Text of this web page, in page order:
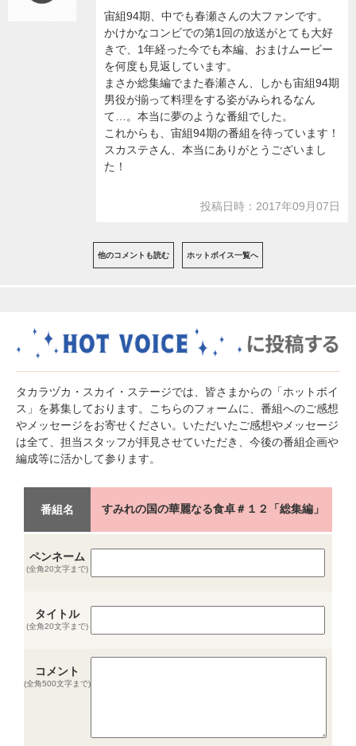
宙組94期、中でも春瀬さんの大ファンです。
かけかなコンビでの第1回の放送がとても大好
きで、1年経った今でも本編、おまけムービー
を何度も見返しています。
まさか総集編でまた春瀬さん、しかも宙組94期
男役が揃って料理をする姿がみられるなん
て…。本当に夢のような番組でした。
これからも、宙組94期の番組を待っています！
スカステさん、本当にありがとうございまし
た！
投稿日時：2017年09月07日
他のコメントも読む ホットボイス一覧へ
タカラヅカ・スカイ・ステージでは、皆さまからの「ホットボイ
ス」を募集しております。こちらのフォームに、番組へのご感想
やメッセージをお寄せください。いただいたご感想やメッセージ
は全て、担当スタッフが拝見させていただき、今後の番組企画や
編成等に活かして参ります。
番組名 すみれの国の華麗なる食卓＃１２「総集編」
ペンネーム
(全角20文字まで)
タイトル
(全角20文字まで)
コメント
(全角500文字まで)